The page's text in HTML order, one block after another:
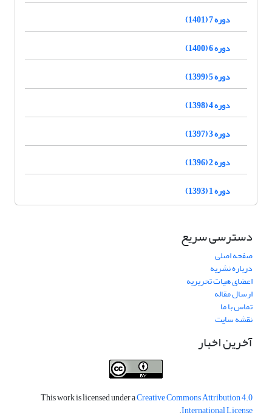
دوره 7 (1401)
دوره 6 (1400)
دوره 5 (1399)
دوره 4 (1398)
دوره 3 (1397)
دوره 2 (1396)
دوره 1 (1393)
دسترسی سریع
صفحه اصلی
درباره نشریه
اعضای هیات تحریریه
ارسال مقاله
تماس با ما
نقشه سایت
آخرین اخبار
This work is licensed under aCreative Commons Attribution 4.0
International License
.